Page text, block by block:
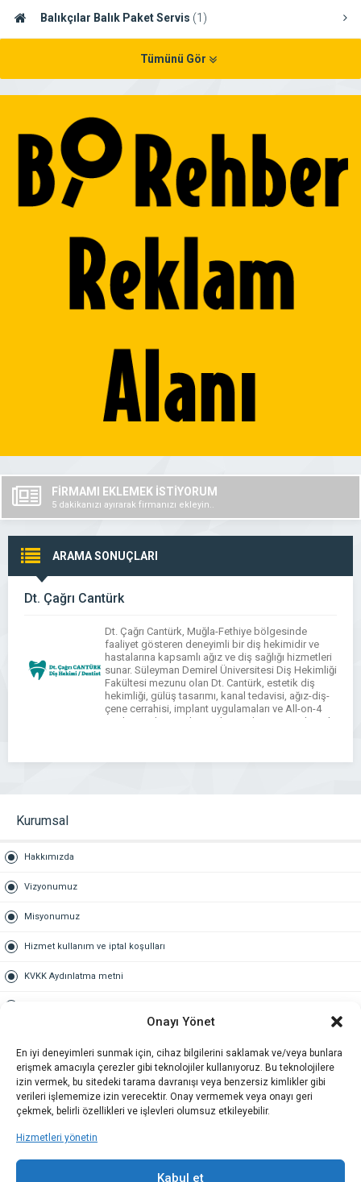
Onayı Yönet
En iyi deneyimleri sunmak için, cihaz bilgilerini saklamak ve/veya bunlara
erişmek amacıyla çerezler gibi teknolojiler kullanıyoruz. Bu teknolojilere
izin vermek, bu sitedeki tarama davranışı veya benzersiz kimlikler gibi
verileri işlememize izin verecektir. Onay vermemek veya onayı geri
çekmek, belirli özellikleri ve işlevleri olumsuz etkileyebilir.
Hizmetleri yönetin
Kabul et
Balıkçılar Balık Paket Servis (1)
Tümünü Gör
FİRMAMI EKLEMEK İSTİYORUM
5 dakikanızı ayırarak firmanızı ekleyin..
ARAMA SONUÇLARI
Dt. Çağrı Cantürk
Dt. Çağrı Cantürk, Muğla-Fethiye bölgesinde
faaliyet gösteren deneyimli bir diş hekimidir ve
hastalarına kapsamlı ağız ve diş sağlığı hizmetleri
sunar. Süleyman Demirel Üniversitesi Diş Hekimliği
Fakültesi mezunu olan Dt. Cantürk, estetik diş
hekimliği, gülüş tasarımı, kanal tedavisi, ağız-diş-
çene cerrahisi, implant uygulamaları ve All-on-4
implant tedavisi gibi modern tedavi yöntemlerinde
Kurumsal
Hakkımızda
Vizyonumuz
Misyonumuz
Hizmet kullanım ve iptal koşulları
KVKK Aydınlatma metni
Gold üyelik nedir
Kariyer
İş Başvuru Formu